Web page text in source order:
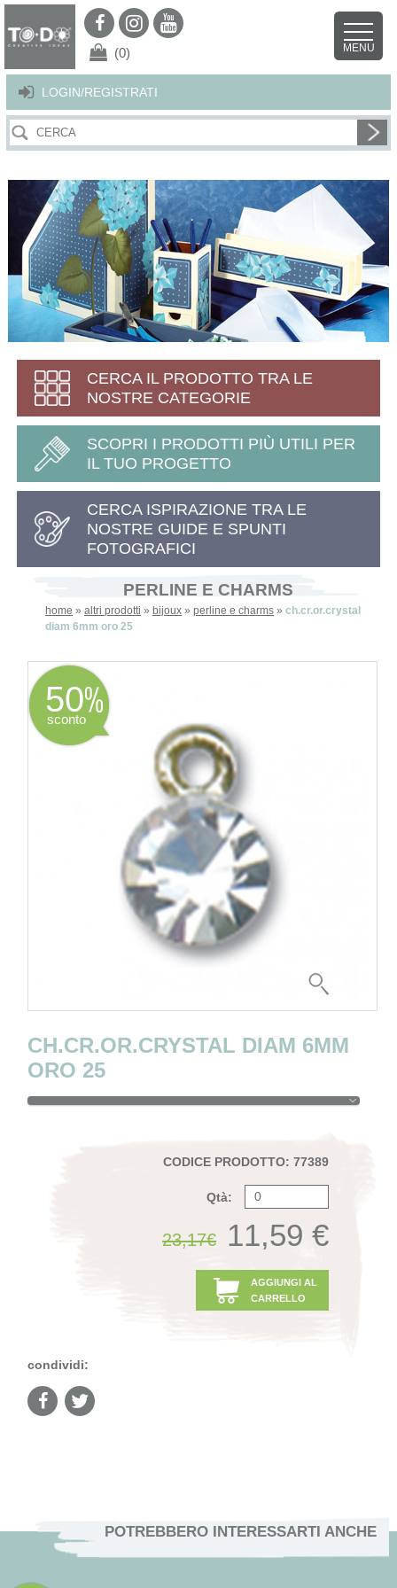
Per offrirti il miglior servizio possibile questo sito utilizza i cookies.
Continuando la navigazione nel sito autorizzi l’uso dei cookies. Per ulteriori
LOGIN/REGISTRATI
(0) MENU
CERCA IL PRODOTTO TRA LE
NOSTRE CATEGORIE
SCOPRI I PRODOTTI PIÙ UTILI PER
IL TUO PROGETTO
CERCA ISPIRAZIONE TRA LE
NOSTRE GUIDE E SPUNTI
FOTOGRAFICI
PERLINE E CHARMS
home »altri prodotti »bijoux »perline e charms »ch.cr.or.crystal
diam 6mm oro 25
50
sconto
CH.CR.OR.CRYSTAL DIAM 6MM
ORO 25
CODICE PRODOTTO: 77389
Qtà:
23,17€ 11,59 €
AGGIUNGI AL
CARRELLO
condividi:
POTREBBERO INTERESSARTI ANCHE